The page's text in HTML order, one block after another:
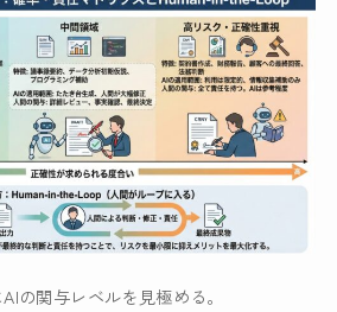
の関与レベルを見極める。